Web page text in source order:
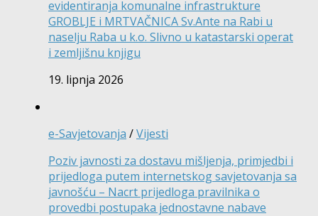
evidentiranja komunalne infrastrukture
GROBLJE i MRTVAČNICA Sv.Ante na Rabi u
naselju Raba u k.o. Slivno u katastarski operat
i zemljišnu knjigu
19. lipnja 2026
e-Savjetovanja /Vijesti
Poziv javnosti za dostavu mišljenja, primjedbi i
prijedloga putem internetskog savjetovanja sa
javnošću – Nacrt prijedloga pravilnika o
provedbi postupaka jednostavne nabave